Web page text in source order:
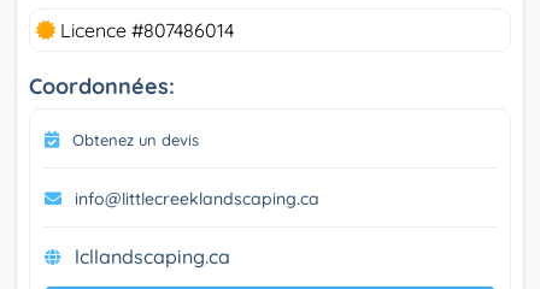
Licence #807486014
Coordonnées:
Obtenez un devis
info@littlecreeklandscaping.ca
lcllandscaping.ca